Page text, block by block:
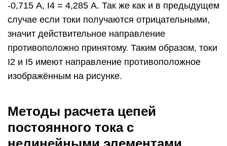
-0,715 А, I4 = 4,285 А. Так же как и в предыдущем
случае если токи получаются отрицательными,
значит действительное направление
противоположно принятому. Таким образом, токи
I2 и I5 имеют направление противоположное
изображённым на рисунке.
Методы расчета цепей
постоянного тока с